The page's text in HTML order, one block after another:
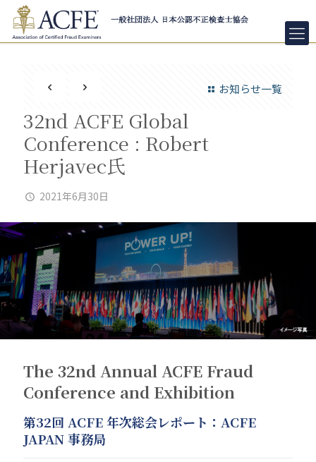
お知らせ一覧
32nd ACFE Global
Conference : Robert
Herjavec氏
2021年6月30日
The 32nd Annual ACFE Fraud
Conference and Exhibition
第32回 ACFE 年次総会レポート：ACFE
JAPAN 事務局